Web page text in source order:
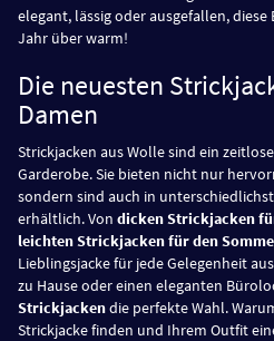
elegant, lässig oder ausgefallen, diese
Jahr über warm!
Die neuesten
Damen
Strickjacken aus Wolle sind ein
Garderobe. Sie bieten nicht nur
sondern sind auch in
erhältlich. Von dicken Strickjacken
leichten Strickjacken für den
Lieblingsjacke für jede Gelegenheit
zu Hause oder einen eleganten
Strickjackendie perfekte Wahl.
Strickjacke finden und Ihrem Outfit